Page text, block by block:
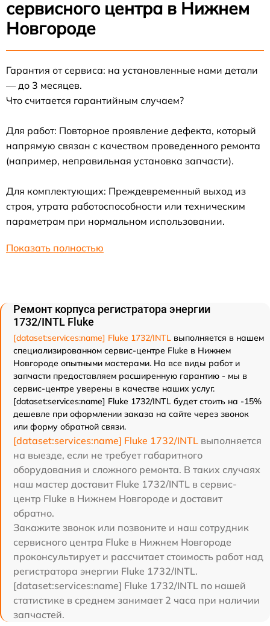
сервисного центра в Нижнем
Новгороде
Гарантия от сервиса: на установленные нами детали
— до 3 месяцев.
Что считается гарантийным случаем?
Для работ: Повторное проявление дефекта, который
напрямую связан с качеством проведенного ремонта
(например, неправильная установка запчасти).
Для комплектующих: Преждевременный выход из
строя, утрата работоспособности или техническим
параметрам при нормальном использовании.
Показать полностью
Ремонт корпуса регистратора энергии
1732/INTL Fluke
[dataset:services:name] Fluke 1732/INTL выполняется в нашем
специализированном сервис-центре Fluke в Нижнем
Новгороде опытными мастерами. На все виды работ и
запчасти предоставляем расширенную гарантию - мы в
сервис-центре уверены в качестве наших услуг.
[dataset:services:name] Fluke 1732/INTL будет стоить на -15%
дешевле при оформлении заказа на сайте через звонок
или форму обратной связи.
[dataset:services:name] Fluke 1732/INTL выполняется
на выезде, если не требует габаритного
оборудования и сложного ремонта. В таких случаях
наш мастер доставит Fluke 1732/INTL в сервис-
центр Fluke в Нижнем Новгороде и доставит
обратно.
Закажите звонок или позвоните и наш сотрудник
сервисного центра Fluke в Нижнем Новгороде
проконсультирует и рассчитает стоимость работ над
регистратора энергии Fluke 1732/INTL.
[dataset:services:name] Fluke 1732/INTL по нашей
статистике в среднем занимает 2 часа при наличии
запчастей.